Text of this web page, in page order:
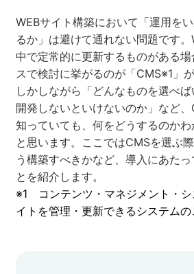
SEO
CRM
Google Cloud／BI
WEBサイト構築において「運用を
るか」は避けて通れない問題です
中で定常的に更新するものがある
スで検討に挙がるのが「CMS※1」が
しかしながら「どんなものを選べ
開発しないといけないのか」など
知っていても、何をどうするのか
と思います。ここではCMSを選ぶ
う構築すべきかなど、導入にあた
とを紹介します。
※1 コンテンツ・マネジメント・シ
イトを管理・更新できるシステムの